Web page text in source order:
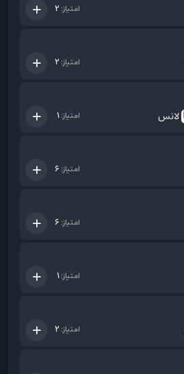
امتیاز: 2
امتیاز: 2
لانس امتیاز:1
امتیاز: 6
امتیاز: 6
امتیاز:1
امتیاز: 2